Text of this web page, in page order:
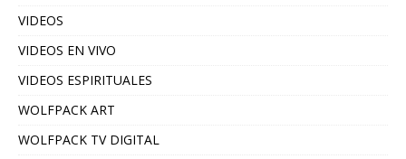
VIDEOS
VIDEOS EN VIVO
VIDEOS ESPIRITUALES
WOLFPACK ART
WOLFPACK TV DIGITAL